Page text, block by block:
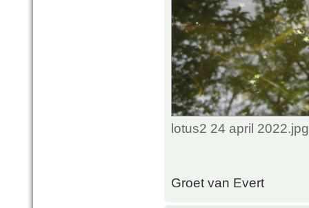
lotus2 24 april
Groet van Evert